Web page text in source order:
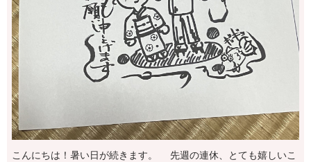
こんにちは！暑い日が続きます。 先週の連休、とても嬉しいこ